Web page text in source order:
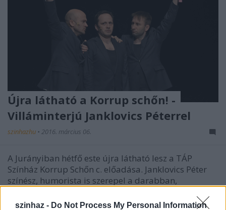
szinhaz - Do Not Process My Personal Information
Újra látható a Korrup schőn! -
Villáminterjú Janklovics Péterrel
szinhazhu • 2016. március 06.
A Jurányiban hétfő este újra látható lesz a TÁP
Színház Korrup Schőn c. előadása. Janklovics Péter
színész, humorista is szerepel a darabban,
Dumaszínházról, Sziget-reklámról.